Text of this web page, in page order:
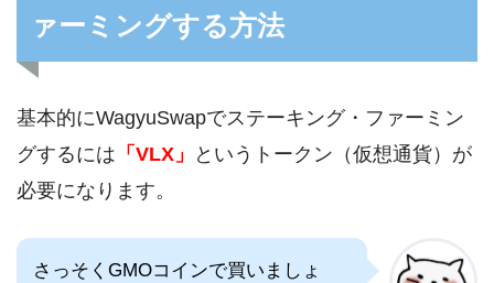
ァーミングする方法
基本的にWagyuSwapでステーキング・ファーミン
グするには 「VLX」
というトークン（仮想通貨）が
必要になります。
さっそくGMOコインで買いましょ